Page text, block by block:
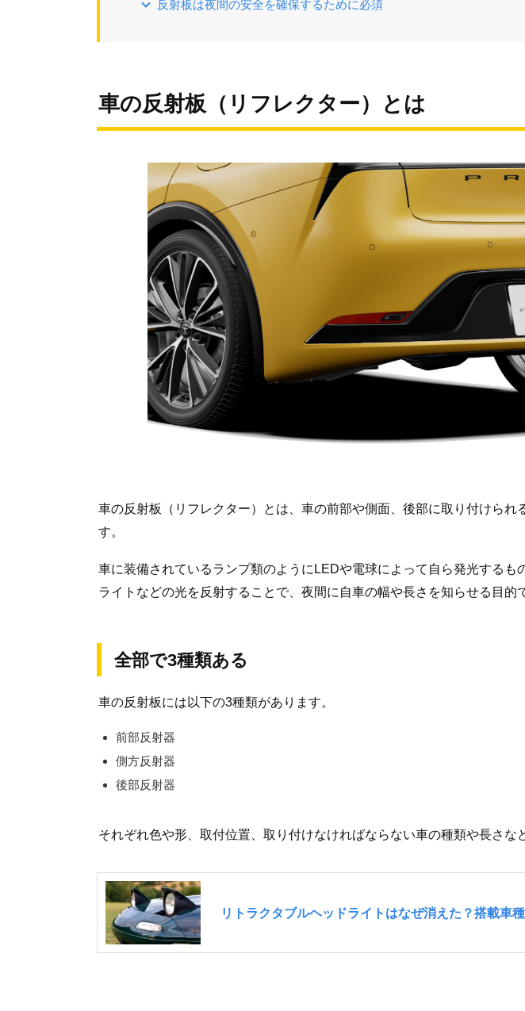
反射板は夜間の安全を確保するために必須
車の反射板（リフレクター）とは
車の反射板（リフレクター）とは、車の前部や側面、後部に取り付けられ
す。
車に装備されているランプ類のようにLEDや電球によって自ら発光するも
ライトなどの光を反射することで、夜間に自車の幅や長さを知らせる目的
全部で3種類ある
車の反射板には以下の3種類があります。
前部反射器
側方反射器
後部反射器
それぞれ色や形、取付位置、取り付けなければならない車の種類や長さな